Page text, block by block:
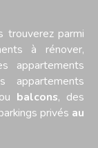
trouverez parmi
à rénover,
appartements
appartements
ou balcons, des
privés au